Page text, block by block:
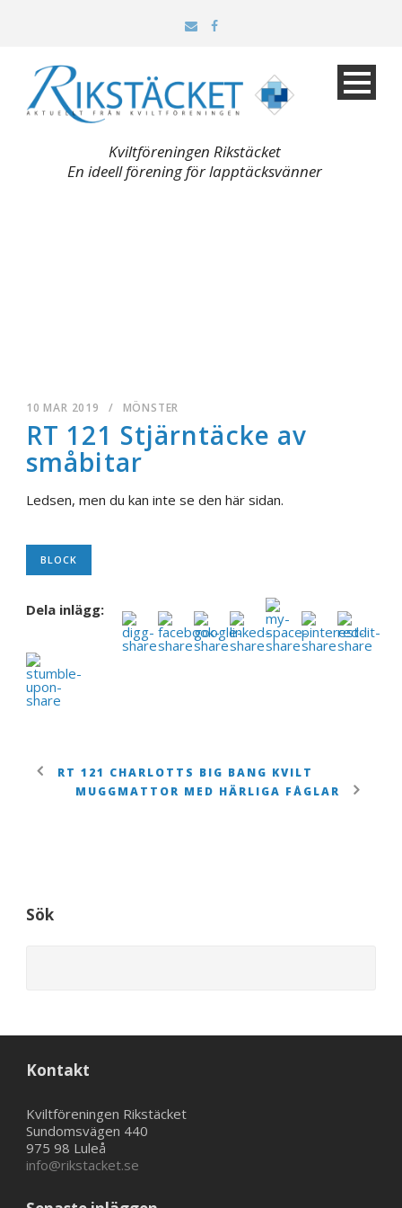
Kviltföreningen Rikstäcket
En ideell förening för lapptäcksvänner
10 MAR 2019 / MÖNSTER
RT 121 Stjärntäcke av
småbitar
Ledsen, men du kan inte se den här sidan.
BLOCK
Dela inlägg:
RT 121 CHARLOTTS BIG BANG KVILT
MUGGMATTOR MED HÄRLIGA FÅGLAR
Sök
Kontakt
Kviltföreningen Rikstäcket
Sundomsvägen 440
975 98 Luleå
info@rikstacket.se